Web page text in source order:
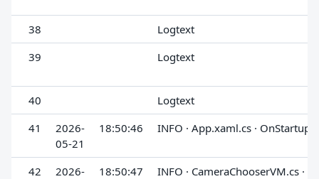
38
Logtext
39
Logtext
40
Logtext
41
2026-
05-21
18:50:46 INFO · App.xaml.cs · OnStartup
42
2026-
18:50:47 INFO · CameraChooserVM.cs ·